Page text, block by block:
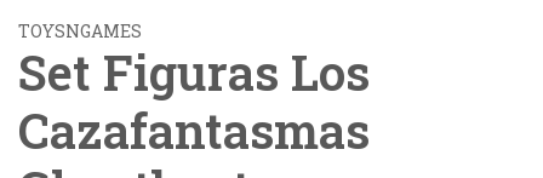
TOYSNGAMES
Set Figuras Los
Cazafantasmas